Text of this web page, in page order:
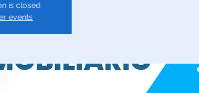
is closed
events